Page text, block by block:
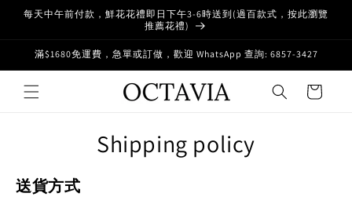
Skip to
每天中午前付款，鮮花花禮即日下午3-6時送到(過百款式，按此瀏覽
推薦花禮)
滿$1680免運費，急單或訂做，歡迎 WhatsApp 查詢: 6857-3427
Cart
Shipping policy
送貨方式